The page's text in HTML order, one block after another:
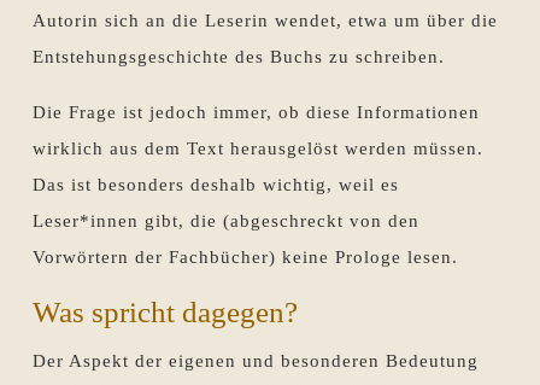
Autorin sich an die Leserin wendet, etwa um über die
Entstehungsgeschichte des Buchs zu schreiben.
Die Frage ist jedoch immer, ob diese Informationen
wirklich aus dem Text herausgelöst werden müssen.
Das ist besonders deshalb wichtig, weil es
Leser*innen gibt, die (abgeschreckt von den
Vorwörtern der Fachbücher) keine Prologe lesen.
Was spricht dagegen?
Der Aspekt der eigenen und besonderen Bedeutung